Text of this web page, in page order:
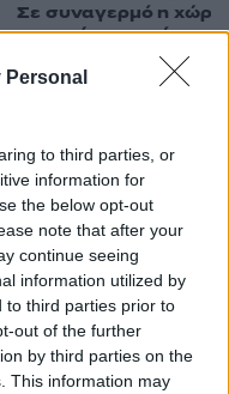
Personal
to third parties, or
information for
the below opt-out
note that after your
continue seeing
information utilized by
to third parties prior to
out of the further
by third parties on the
This information may
εδώ
50 /50
Σε συναγερμό η χώρα
φωτιές, ενισχύονται
άνεμοι τις επόμενες